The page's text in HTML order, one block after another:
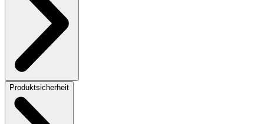
Produktsicherheit